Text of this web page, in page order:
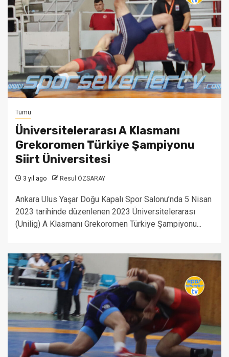
Tümü
Üniversitelerarası A Klasmanı
Grekoromen Türkiye Şampiyonu
Siirt Üniversitesi
3 yıl ago Resul ÖZSARAY
Ankara Ulus Yaşar Doğu Kapalı Spor Salonu’nda 5 Nisan
2023 tarihinde düzenlenen 2023 Üniversitelerarası
(Unilig) A Klasmanı Grekoromen Türkiye Şampiyonu...